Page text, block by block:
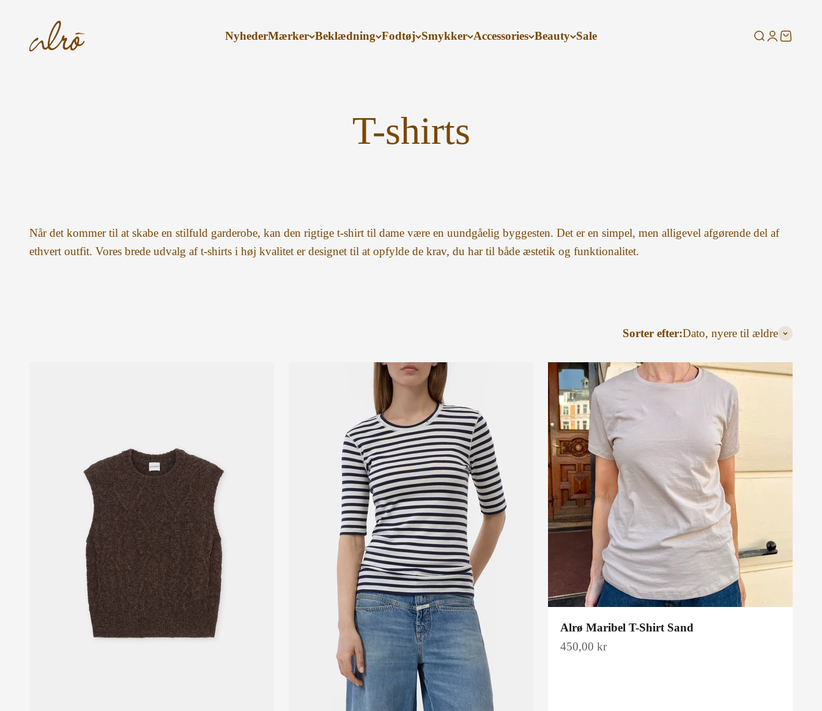
NyhederMærker Beklædning Fodtøj Smykker Accessories Beauty Sale
Alroshop - DK
SøgLog ind
Kurv
Når det kommer til at skabe en stilfuld garderobe, kan den rigtige t-shirt til dame være en uundgåelig byggesten. Det er en simpel, men alligevel afgørende del af
ethvert outfit. Vores brede udvalg af t-shirts i høj kvalitet er designet til at opfylde de krav, du har til både æstetik og funktionalitet.
Sorter efter:Dato, nyere til ældre
Alrø Maribel T-Shirt Sand
Salgspris
450,00 kr